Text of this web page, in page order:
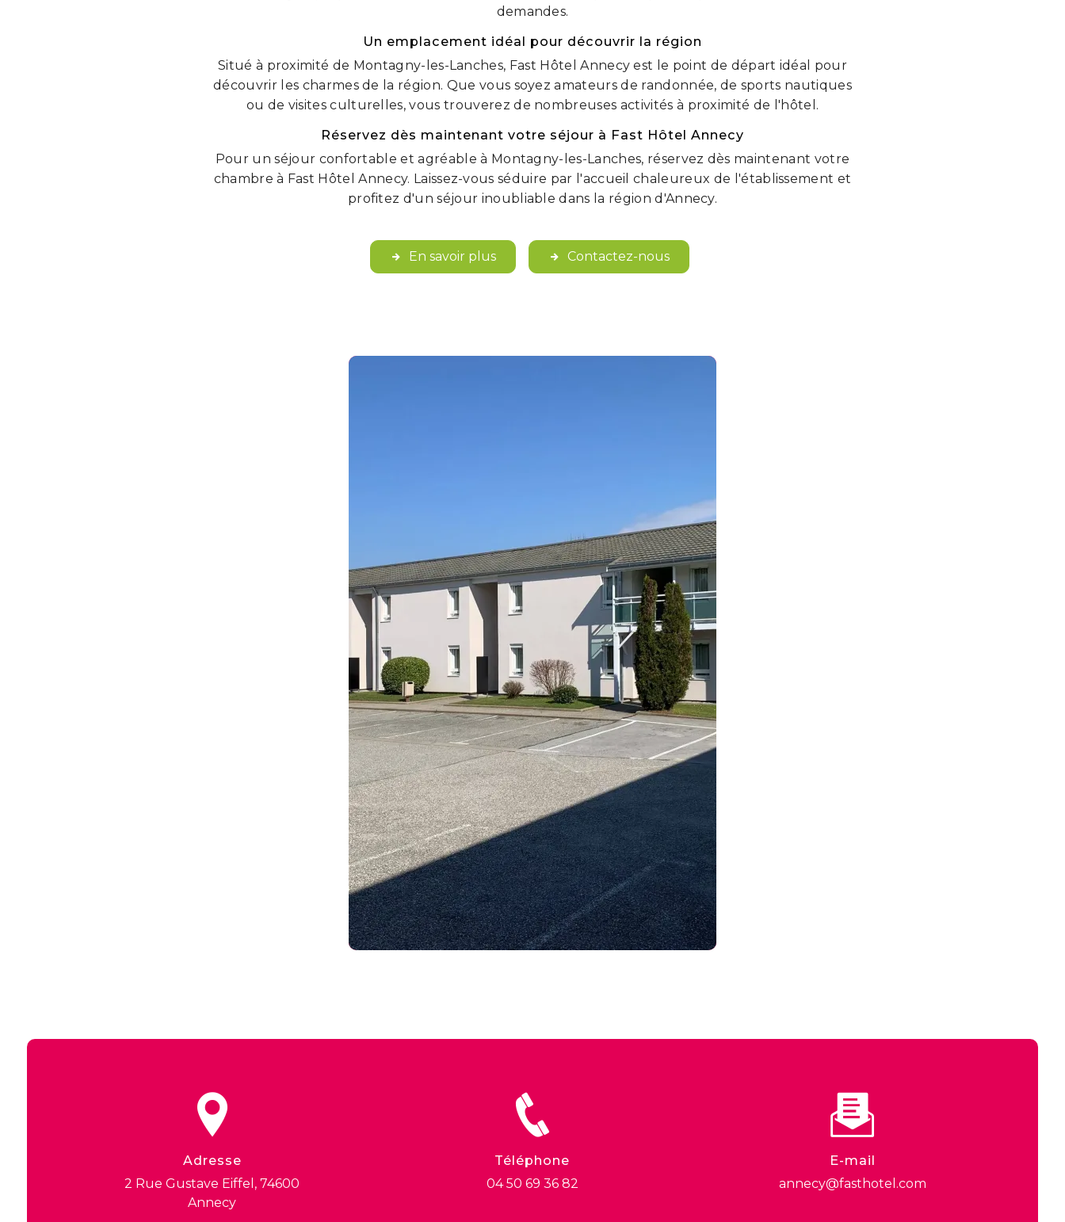
demandes.
Un emplacement idéal pour découvrir la région
Situé à proximité de Montagny-les-Lanches, Fast Hôtel Annecy est le point de départ idéal pour
découvrir les charmes de la région. Que vous soyez amateurs de randonnée, de sports nautiques
ou de visites culturelles, vous trouverez de nombreuses activités à proximité de l'hôtel.
Réservez dès maintenant votre séjour à Fast Hôtel Annecy
Pour un séjour confortable et agréable à Montagny-les-Lanches, réservez dès maintenant votre
chambre à Fast Hôtel Annecy. Laissez-vous séduire par l'accueil chaleureux de l'établissement et
profitez d'un séjour inoubliable dans la région d'Annecy.
En savoir plus Contactez-nous
Adresse
2 Rue Gustave Eiffel, 74600
Annecy
Téléphone
04 50 69 36 82
E-mail
annecy@fasthotel.com